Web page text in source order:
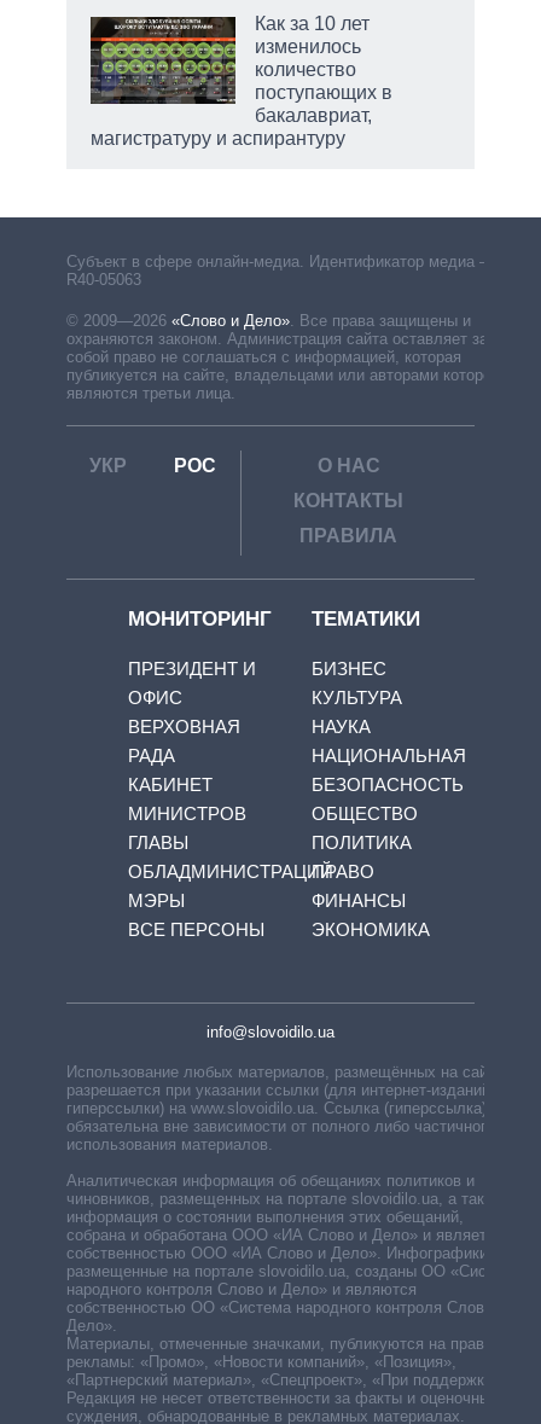
Как за 10 лет
изменилось
количество
поступающих в
бакалавриат,
магистратуру и аспирантуру
Субъект в сфере онлайн-медиа. Идентификатор медиа –
R40-05063
© 2009—2026 «Слово и Дело». Все права защищены и
охраняются законом. Администрация сайта оставляет за
собой право не соглашаться с информацией, которая
публикуется на сайте, владельцами или авторами которой
являются третьи лица.
УКР РОС
О НАС
КОНТАКТЫ
ПРАВИЛА
МОНИТОРИНГ
ПРЕЗИДЕНТ И
ОФИС
ВЕРХОВНАЯ
РАДА
КАБИНЕТ
МИНИСТРОВ
ГЛАВЫ
ОБЛАДМИНИСТРАЦИЙ
МЭРЫ
ВСЕ ПЕРСОНЫ
ТЕМАТИКИ
БИЗНЕС
КУЛЬТУРА
НАУКА
НАЦИОНАЛЬНАЯ
БЕЗОПАСНОСТЬ
ОБЩЕСТВО
ПОЛИТИКА
ПРАВО
ФИНАНСЫ
ЭКОНОМИКА
info@slovoidilo.ua
Использование любых материалов, размещённых на сайте,
разрешается при указании ссылки (для интернет-изданий —
гиперссылки) на www.slovoidilo.ua. Ссылка (гиперссылка)
обязательна вне зависимости от полного либо частичного
использования материалов.
Аналитическая информация об обещаниях политиков и
чиновников, размещенных на портале slovoidilo.ua, а также
информация о состоянии выполнения этих обещаний,
собрана и обработана ООО «ИА Слово и Дело» и является
собственностью ООО «ИА Слово и Дело». Инфографики,
размещенные на портале slovoidilo.ua, созданы ОО «Система
народного контроля Слово и Дело» и являются
собственностью ОО «Система народного контроля Слово и
Дело».
Материалы, отмеченные значками, публикуются на правах
рекламы: «Промо», «Новости компаний», «Позиция»,
«Партнерский материал», «Спецпроект», «При поддержке».
Редакция не несет ответственности за факты и оценочные
суждения, обнародованные в рекламных материалах.